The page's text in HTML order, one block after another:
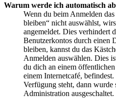
Warum werde ich automatisch
Wenn du beim Anmelden
bleiben“ nicht auswählst,
angemeldet. Dies verhindert
Benutzerkontos durch einen
bleiben, kannst du das
Anmelden auswählen. Dies
du dich an einem
einem Internetcafé,
Verfügung steht, dann
Administration ausgeschaltet.